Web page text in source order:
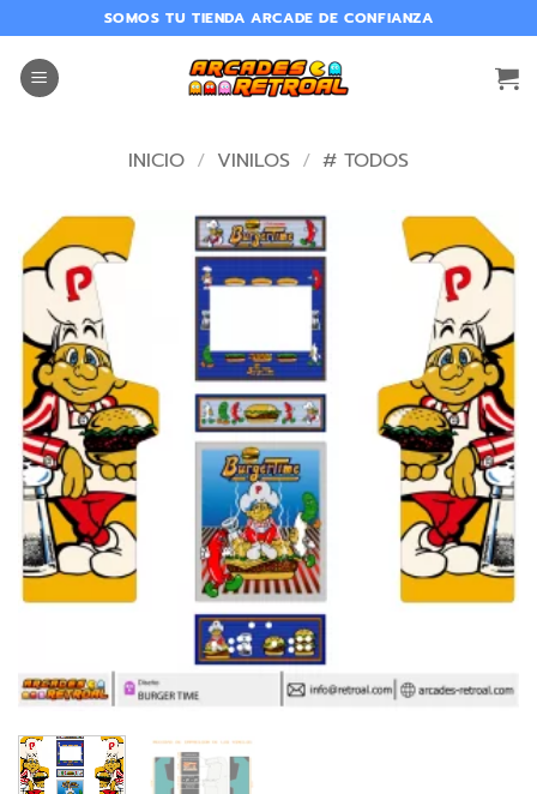
SOMOS TU TIENDA ARCADE DE CONFIANZA
INICIO / VINILOS / # TODOS